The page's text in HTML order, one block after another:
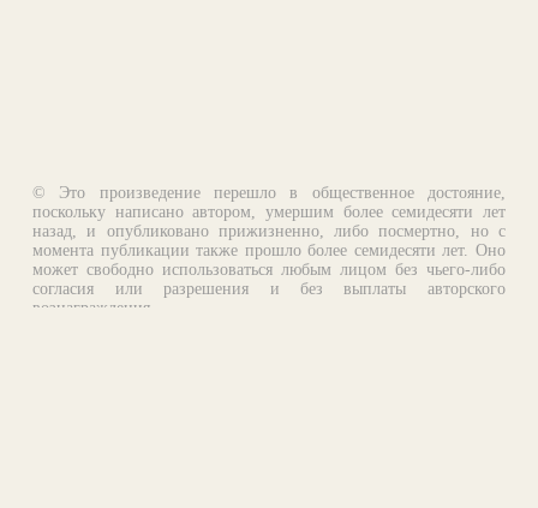
© Это произведение перешло в общественное достояние,
поскольку написано автором, умершим более семидесяти лет
назад, и опубликовано прижизненно, либо посмертно, но с
момента публикации также прошло более семидесяти лет. Оно
может свободно использоваться любым лицом без чьего-либо
согласия или разрешения и без выплаты авторского
вознаграждения.